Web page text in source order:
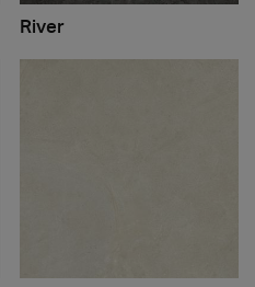
River